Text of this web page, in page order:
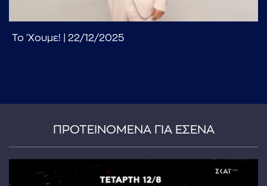
...πληκτρολογήστε κείμενο προς αναζήτηση
Το 'Χουμε! | 22/12/2025
ΠΡΟΤΕΙΝΟΜΕΝΑ ΓΙΑ ΕΣΕΝΑ